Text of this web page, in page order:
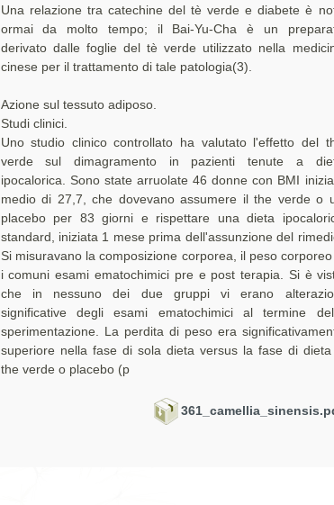
Una relazione tra catechine del tè verde e diabete è
ormai da molto tempo; il Bai-Yu-Cha è un
derivato dalle foglie del tè verde utilizzato nella
cinese per il trattamento di tale patologia(3).
Azione sul tessuto adiposo.
Studi clinici.
Uno studio clinico controllato ha valutato l'effetto del
verde sul dimagramento in pazienti tenute a
ipocalorica. Sono state arruolate 46 donne con BMI
medio di 27,7, che dovevano assumere il the verde o
placebo per 83 giorni e rispettare una dieta
standard, iniziata 1 mese prima dell'assunzione del
Si misuravano la composizione corporea, il peso
i comuni esami ematochimici pre e post terapia. Si è
che in nessuno dei due gruppi vi erano
significative degli esami ematochimici al termine
sperimentazione. La perdita di peso era
superiore nella fase di sola dieta versus la fase di dieta
the verde o placebo (p